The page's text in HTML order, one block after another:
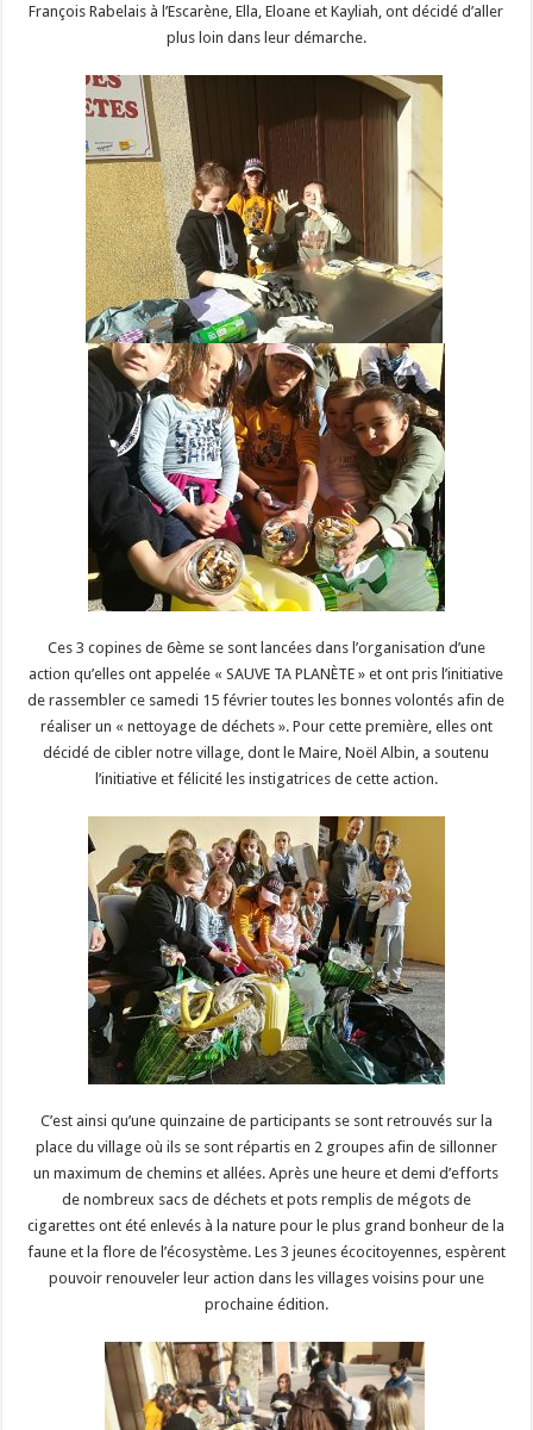
François Rabelais à l’Escarène, Ella, Eloane et Kayliah, ont décidé d’aller
plus loin dans leur démarche.
Ces 3 copines de 6ème se sont lancées dans l’organisation d’une
action qu’elles ont appelée « SAUVE TA PLANÈTE » et ont pris l’initiative
de rassembler ce samedi 15 février toutes les bonnes volontés afin de
réaliser un « nettoyage de déchets ». Pour cette première, elles ont
décidé de cibler notre village, dont le Maire, Noël Albin, a soutenu
l’initiative et félicité les instigatrices de cette action.
C’est ainsi qu’une quinzaine de participants se sont retrouvés sur la
place du village où ils se sont répartis en 2 groupes afin de sillonner
un maximum de chemins et allées. Après une heure et demi d’efforts
de nombreux sacs de déchets et pots remplis de mégots de
cigarettes ont été enlevés à la nature pour le plus grand bonheur de la
faune et la flore de l’écosystème. Les 3 jeunes écocitoyennes, espèrent
pouvoir renouveler leur action dans les villages voisins pour une
prochaine édition.